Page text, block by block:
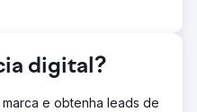
sincronização de
digital?
e obtenha leads de